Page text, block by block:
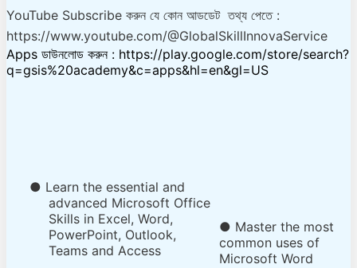
YouTube Subscribe করুন যে কোন আডডেট তথ্য পেতে :
https://www.youtube.com/@GlobalSkillInnovaService
Apps ডাউনলোড করুন : https://play.google.com/store/search?
q=gsis%20academy&c=apps&hl=en&gl=US
● Learn the essential and
advanced Microsoft Office
Skills in Excel, Word,
PowerPoint, Outlook,
Teams and Access
● Master the most
common uses of
Microsoft Word